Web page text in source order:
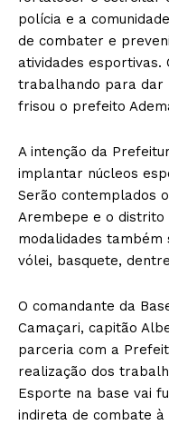
polícia e a
de combater e
atividades esportivas.
trabalhando para dar
frisou o prefeito
A intenção da
implantar núcleos
Serão contemplados
Arembepe e o distrito
modalidades também
vólei, basquete,
O comandante da
Camaçari, capitão
parceria com a
realização dos
Esporte na base vai
indireta de combate